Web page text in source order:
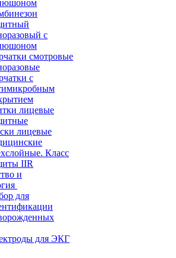
с
смотровые
с
лицевые
лицевые
Класс
IIR
и
для
для ЭКГ